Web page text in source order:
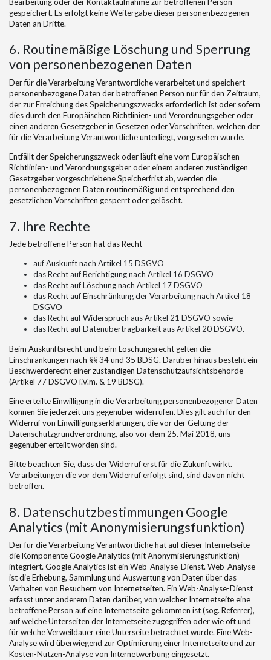
gespeichert. Es erfolgt keine Weitergabe dieser personenbezogenen
Daten an Dritte.
6. Routinemäßige Löschung und Sperrung
von personenbezogenen Daten
Der für die Verarbeitung Verantwortliche verarbeitet und speichert
personenbezogene Daten der betroffenen Person nur für den Zeitraum,
der zur Erreichung des Speicherungszwecks erforderlich ist oder sofern
dies durch den Europäischen Richtlinien- und Verordnungsgeber oder
einen anderen Gesetzgeber in Gesetzen oder Vorschriften, welchen der
für die Verarbeitung Verantwortliche unterliegt, vorgesehen wurde.
Entfällt der Speicherungszweck oder läuft eine vom Europäischen
Richtlinien- und Verordnungsgeber oder einem anderen zuständigen
Gesetzgeber vorgeschriebene Speicherfrist ab, werden die
personenbezogenen Daten routinemäßig und entsprechend den
gesetzlichen Vorschriften gesperrt oder gelöscht.
7. Ihre Rechte
Jede betroffene Person hat das Recht
auf Auskunft nach Artikel 15 DSGVO
das Recht auf Berichtigung nach Artikel 16 DSGVO
das Recht auf Löschung nach Artikel 17 DSGVO
das Recht auf Einschränkung der Verarbeitung nach Artikel 18
DSGVO
das Recht auf Widerspruch aus Artikel 21 DSGVO sowie
das Recht auf Datenübertragbarkeit aus Artikel 20 DSGVO.
Beim Auskunftsrecht und beim Löschungsrecht gelten die
Einschränkungen nach §§ 34 und 35 BDSG. Darüber hinaus besteht ein
Beschwerderecht einer zuständigen Datenschutzaufsichtsbehörde
(Artikel 77 DSGVO i.V.m. & 19 BDSG).
Eine erteilte Einwilligung in die Verarbeitung personenbezogener Daten
können Sie jederzeit uns gegenüber widerrufen. Dies gilt auch für den
Widerruf von Einwilligungserklärungen, die vor der Geltung der
Datenschutzgrundverordnung, also vor dem 25. Mai 2018, uns
gegenüber erteilt worden sind.
Bitte beachten Sie, dass der Widerruf erst für die Zukunft wirkt.
Verarbeitungen die vor dem Widerruf erfolgt sind, sind davon nicht
betroffen.
8. Datenschutzbestimmungen Google
Analytics (mit Anonymisierungsfunktion)
Der für die Verarbeitung Verantwortliche hat auf dieser Internetseite
die Komponente Google Analytics (mit Anonymisierungsfunktion)
integriert. Google Analytics ist ein Web-Analyse-Dienst. Web-Analyse
ist die Erhebung, Sammlung und Auswertung von Daten über das
Verhalten von Besuchern von Internetseiten. Ein Web-Analyse-Dienst
erfasst unter anderem Daten darüber, von welcher Internetseite eine
betroffene Person auf eine Internetseite gekommen ist (sog. Referrer),
auf welche Unterseiten der Internetseite zugegriffen oder wie oft und
für welche Verweildauer eine Unterseite betrachtet wurde. Eine Web-
Analyse wird überwiegend zur Optimierung einer Internetseite und zur
Kosten-Nutzen-Analyse von Internetwerbung eingesetzt.